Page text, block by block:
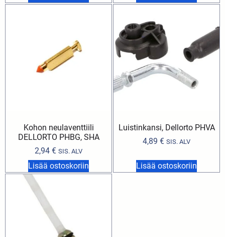
Kohon neulaventtiili
DELLORTO PHBG, SHA
2,94 € SIS. ALV
Lisää ostoskoriin
Luistinkansi, Dellorto PHVA
4,89 € SIS. ALV
Lisää ostoskoriin